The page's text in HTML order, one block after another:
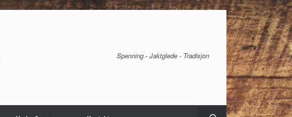
Spenning - Jaktglede - Tradisjon